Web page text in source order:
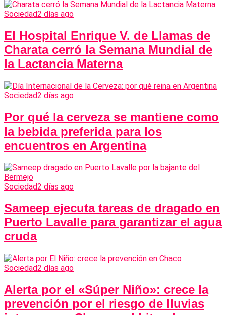
Sociedad2 días ago
El Hospital Enrique V. de Llamas de
Charata cerró la Semana Mundial de
la Lactancia Materna
Sociedad2 días ago
Por qué la cerveza se mantiene como
la bebida preferida para los
encuentros en Argentina
Sociedad2 días ago
Sameep ejecuta tareas de dragado en
Puerto Lavalle para garantizar el agua
cruda
Sociedad2 días ago
Alerta por el «Súper Niño»: crece la
prevención por el riesgo de lluvias